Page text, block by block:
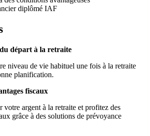
diplômé IAF
départ à la retraite
niveau de vie habituel une fois à la retraite
planification.
fiscaux
votre argent à la retraite et profitez des
grâce à des solutions de prévoyance